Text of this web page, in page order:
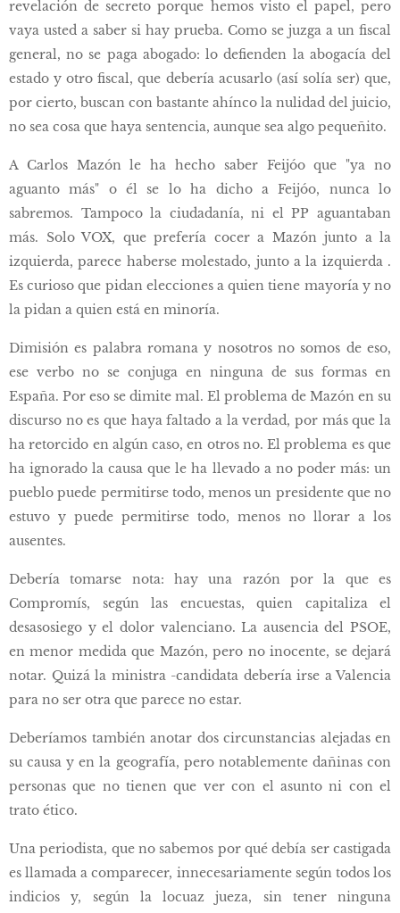
revelación de secreto porque hemos visto el papel, pero
vaya usted a saber si hay prueba. Como se juzga a un fiscal
general, no se paga abogado: lo defienden la abogacía del
estado y otro fiscal, que debería acusarlo (así solía ser) que,
por cierto, buscan con bastante ahínco la nulidad del juicio,
no sea cosa que haya sentencia, aunque sea algo pequeñito.
A Carlos Mazón le ha hecho saber Feijóo que "ya no
aguanto más" o él se lo ha dicho a Feijóo, nunca lo
sabremos. Tampoco la ciudadanía, ni el PP aguantaban
más. Solo VOX, que prefería cocer a Mazón junto a la
izquierda, parece haberse molestado, junto a la izquierda .
Es curioso que pidan elecciones a quien tiene mayoría y no
la pidan a quien está en minoría.
Dimisión es palabra romana y nosotros no somos de eso,
ese verbo no se conjuga en ninguna de sus formas en
España. Por eso se dimite mal. El problema de Mazón en su
discurso no es que haya faltado a la verdad, por más que la
ha retorcido en algún caso, en otros no. El problema es que
ha ignorado la causa que le ha llevado a no poder más: un
pueblo puede permitirse todo, menos un presidente que no
estuvo y puede permitirse todo, menos no llorar a los
ausentes.
Debería tomarse nota: hay una razón por la que es
Compromís, según las encuestas, quien capitaliza el
desasosiego y el dolor valenciano. La ausencia del PSOE,
en menor medida que Mazón, pero no inocente, se dejará
notar. Quizá la ministra -candidata debería irse a Valencia
para no ser otra que parece no estar.
Deberíamos también anotar dos circunstancias alejadas en
su causa y en la geografía, pero notablemente dañinas con
personas que no tienen que ver con el asunto ni con el
trato ético.
Una periodista, que no sabemos por qué debía ser castigada
es llamada a comparecer, innecesariamente según todos los
indicios y, según la locuaz jueza, sin tener ninguna